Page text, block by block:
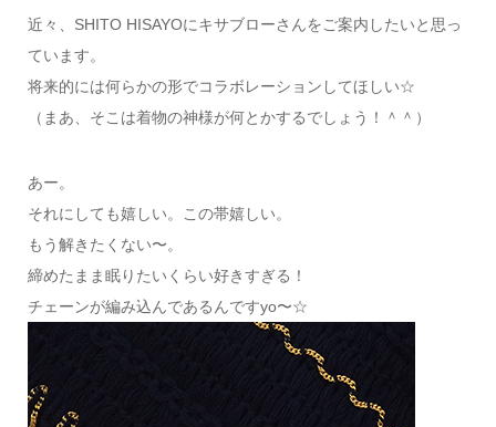
近々、SHITO HISAYOにキサブローさんをご案内したいと思っ
ています。
将来的には何らかの形でコラボレーションしてほしい☆
（まあ、そこは着物の神様が何とかするでしょう！＾＾）
あー。
それにしても嬉しい。この帯嬉しい。
もう解きたくない〜。
締めたまま眠りたいくらい好きすぎる！
チェーンが編み込んであるんですyo〜☆